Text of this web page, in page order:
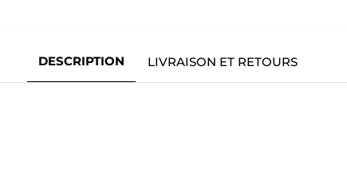
DESCRIPTION LIVRAISON ET RETOURS